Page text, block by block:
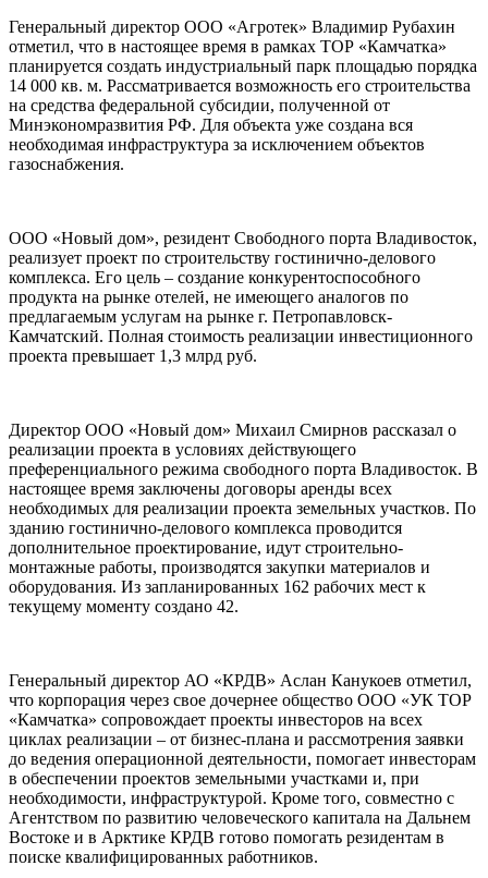
Генеральный директор ООО «Агротек» Владимир Рубахин
отметил, что в настоящее время в рамках ТОР «Камчатка»
планируется создать индустриальный парк площадью порядка
14 000 кв. м. Рассматривается возможность его строительства
на средства федеральной субсидии, полученной от
Минэкономразвития РФ. Для объекта уже создана вся
необходимая инфраструктура за исключением объектов
газоснабжения.
ООО «Новый дом», резидент Свободного порта Владивосток,
реализует проект по строительству гостинично-делового
комплекса. Его цель – создание конкурентоспособного
продукта на рынке отелей, не имеющего аналогов по
предлагаемым услугам на рынке г. Петропавловск-
Камчатский. Полная стоимость реализации инвестиционного
проекта превышает 1,3 млрд руб.
Директор ООО «Новый дом» Михаил Смирнов рассказал о
реализации проекта в условиях действующего
преференциального режима свободного порта Владивосток. В
настоящее время заключены договоры аренды всех
необходимых для реализации проекта земельных участков. По
зданию гостинично-делового комплекса проводится
дополнительное проектирование, идут строительно-
монтажные работы, производятся закупки материалов и
оборудования. Из запланированных 162 рабочих мест к
текущему моменту создано 42.
Генеральный директор АО «КРДВ» Аслан Канукоев отметил,
что корпорация через свое дочернее общество ООО «УК ТОР
«Камчатка» сопровождает проекты инвесторов на всех
циклах реализации – от бизнес-плана и рассмотрения заявки
до ведения операционной деятельности, помогает инвесторам
в обеспечении проектов земельными участками и, при
необходимости, инфраструктурой. Кроме того, совместно с
Агентством по развитию человеческого капитала на Дальнем
Востоке и в Арктике КРДВ готово помогать резидентам в
поиске квалифицированных работников.